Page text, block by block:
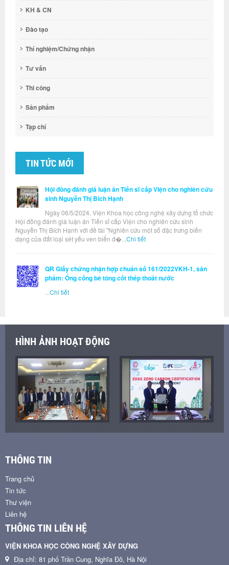
KH & CN
Đào tạo
Thí nghiệm/Chứng nhận
Tư vấn
Thi công
Sản phẩm
Tạp chí
TIN TỨC MỚI
Hội đồng đánh giá luận án Tiến sĩ cấp Viện cho nghiên cứu
sinh Nguyễn Thị Bích Hạnh
Ngày 06/5/2024, Viện Khoa học công nghệ xây dựng tổ chức
Hội đồng đánh giá luận án Tiến sĩ cấp Viện cho nghiên cứu sinh
Nguyễn Thị Bích Hạnh với đề tài "Nghiên cứu một số đặc trưng biến
dạng của đất loại sét yếu ven biển đ�... Chi tiết
QR Giấy chứng nhận hợp chuẩn số 161/2022VKH-1, sản
phẩm: Ống cống bê tông cốt thép thoát nước
Chi tiết
HÌNH ẢNH HOẠT ĐỘNG
THÔNG TIN
Trang chủ
Tin tức
Thư viện
Liên hệ
THÔNG TIN LIÊN HỆ
VIỆN KHOA HỌC CÔNG NGHỆ XÂY DỰNG
Địa chỉ: 81 phố Trần Cung, Nghĩa Đô, Hà Nội